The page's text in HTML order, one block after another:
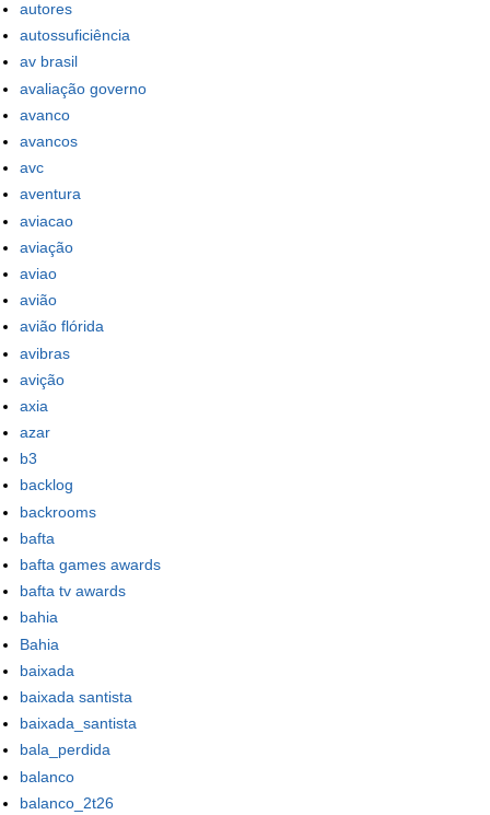
autores
autossuficiência
av brasil
avaliação governo
avanco
avancos
avc
aventura
aviacao
aviação
aviao
avião
avião flórida
avibras
avição
axia
azar
b3
backlog
backrooms
bafta
bafta games awards
bafta tv awards
bahia
Bahia
baixada
baixada santista
baixada_santista
bala_perdida
balanco
balanco_2t26